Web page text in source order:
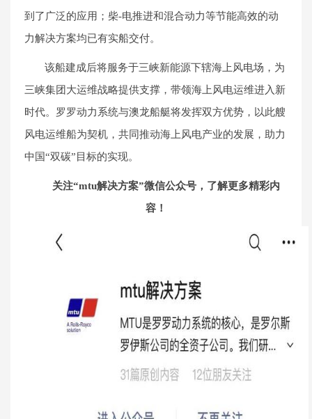
到了广泛的应用；柴-电推进和混合动力等节能高效的动
力解决方案均已有实船交付。
该船建成后将服务于三峡新能源下辖海上风电场，为
三峡集团大运维战略提供支撑，带领海上风电运维进入新
时代。罗罗动力系统与澳龙船艇将发挥双方优势，以此艘
风电运维船为契机，共同推动海上风电产业的发展，助力
中国“双碳”目标的实现。
关注“mtu解决方案”微信公众号，了解更多精彩内
容！